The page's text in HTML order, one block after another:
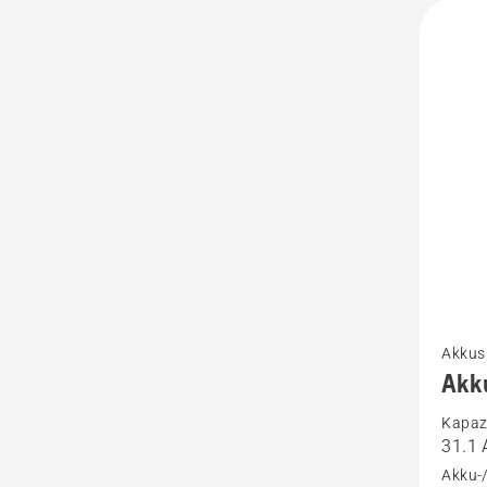
Details
zu
Akku-
Akkus
31.1